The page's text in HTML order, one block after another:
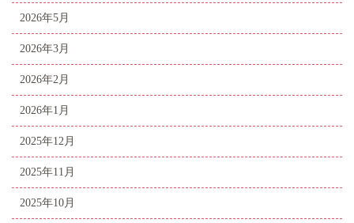
2026年5月
2026年3月
2026年2月
2026年1月
2025年12月
2025年11月
2025年10月